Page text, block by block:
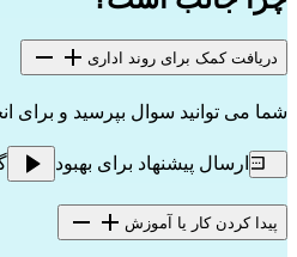
دریافت کمک برای روند اداری
شما می توانید سوال بپرسید و برای
ارسال پیشنهاد برای بهبود
پیدا کردن کار یا آموزش